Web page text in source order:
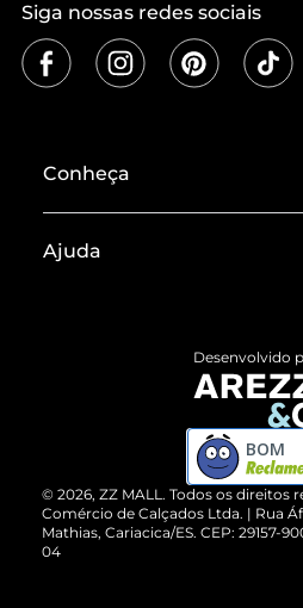
Siga nossas redes sociais
Conheça
Termos de Uso
ZZ MALL é confiável
Cartão Presente
Vendas Corporativas
Ajuda
Devolução do Produto
Compre pelo WhatsApp
© 2026, ZZ MALL. Todos os direitos
Comércio de Calçados Ltda. | Rua
Mathias, Cariacica/ES. CEP: 29157-
04
Desenvolvido
BOM